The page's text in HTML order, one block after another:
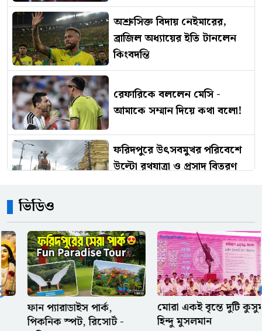
অশ্রুসিক্ত বিদায় নেইমারের,
ব্রাজিল অধ্যায়ের ইতি টানলেন
কিংবদন্তি
রেফারিকে বললেন মেসি -
আমাকে সম্মান দিয়ে কথা বলো!
ফরিদপুরে উৎসবমুখর পরিবেশে
উল্টো রথযাত্রা ও প্রসাদ বিতরণ
আত্মসাতের মামলা, তদন্তে
পিবিআইকে নির্দেশ
অফিস থেকে আগে বের হওয়ার
সেরা কিছু অজুহাত
ভিডিও
মোরা একই বৃন্তে দুটি কুসুম
হিন্দু মুসলমান
পল্লী কবি জসিম উদ্দিনের